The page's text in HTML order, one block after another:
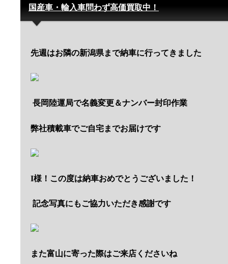
国産車・輸入車問わず高価買取中！
先週はお隣の新潟県まで納車に行ってきました
長岡陸運局で名義変更＆ナンバー封印作業
弊社積載車でご自宅までお届けです
I様！この度は納車おめでとうございました！
記念写真にもご協力いただき感謝です
また富山に寄った際はご来店くださいね